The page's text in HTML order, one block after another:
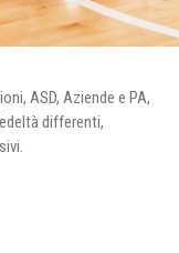
ASD, Aziende e PA,
differenti,